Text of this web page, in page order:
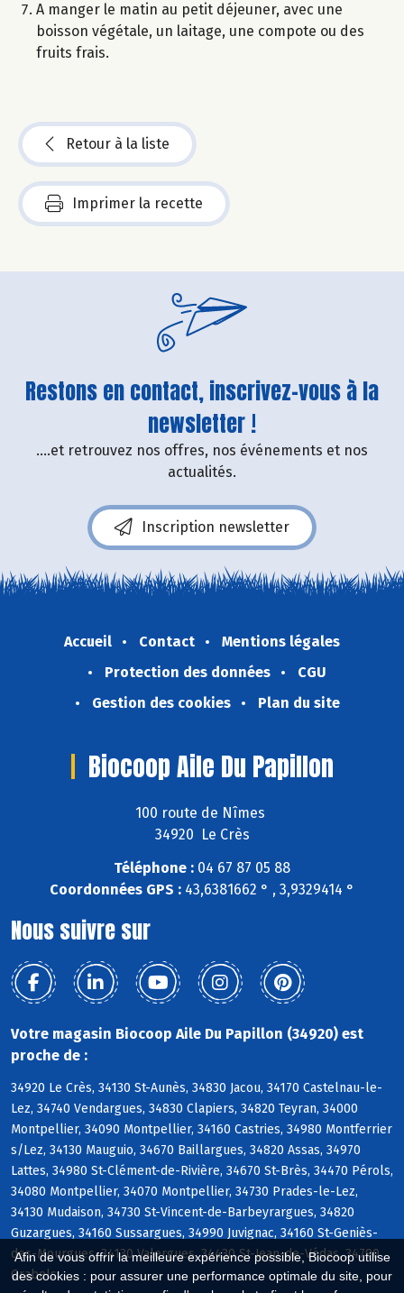
Afin de vous offrir la meilleure expérience possible, Biocoop utilise
des cookies : pour assurer une performance optimale du site, pour
A manger le matin au petit déjeuner, avec une
boisson végétale, un laitage, une compote ou des
fruits frais.
Retour à la liste
Imprimer la recette
Restons en contact, inscrivez-vous à la
newsletter !
....et retrouvez nos offres, nos événements et nos
actualités.
Inscription newsletter
Accueil Contact
Mentions légales
Protection des données
CGU
Gestion des cookies
Plan du site
Biocoop Aile Du Papillon
100 route de Nîmes
34920 Le Crès
Téléphone : 04 67 87 05 88
Coordonnées GPS : 43,6381662 ° , 3,9329414 °
Nous suivre sur
Votre magasin Biocoop Aile Du Papillon (34920) est
proche de :
34920 Le Crès, 34130 St-Aunès, 34830 Jacou, 34170 Castelnau-le-
Lez, 34740 Vendargues, 34830 Clapiers, 34820 Teyran, 34000
Montpellier, 34090 Montpellier, 34160 Castries, 34980 Montferrier
s/Lez, 34130 Mauguio, 34670 Baillargues, 34820 Assas, 34970
Lattes, 34980 St-Clément-de-Rivière, 34670 St-Brès, 34470 Pérols,
34080 Montpellier, 34070 Montpellier, 34730 Prades-le-Lez,
34130 Mudaison, 34730 St-Vincent-de-Barbeyrargues, 34820
Guzargues, 34160 Sussargues, 34990 Juvignac, 34160 St-Geniès-
des-Mourgues, 34130 Valergues, 34430 St-Jean-de-Védas, 34790
Grabels